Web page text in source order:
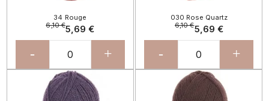
34 Rouge
6,10 €5,69 €
- +
030 Rose Quartz
6,10 €5,69 €
- +
Précédent Précédent